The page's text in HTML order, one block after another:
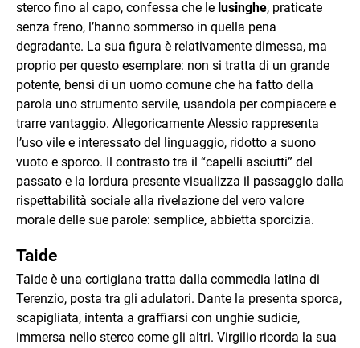
sterco fino al capo, confessa che le lusinghe, praticate
senza freno, l’hanno sommerso in quella pena
degradante. La sua figura è relativamente dimessa, ma
proprio per questo esemplare: non si tratta di un grande
potente, bensì di un uomo comune che ha fatto della
parola uno strumento servile, usandola per compiacere e
trarre vantaggio. Allegoricamente Alessio rappresenta
l’uso vile e interessato del linguaggio, ridotto a suono
vuoto e sporco. Il contrasto tra il “capelli asciutti” del
passato e la lordura presente visualizza il passaggio dalla
rispettabilità sociale alla rivelazione del vero valore
morale delle sue parole: semplice, abbietta sporcizia.
Taide
Taide è una cortigiana tratta dalla commedia latina di
Terenzio, posta tra gli adulatori. Dante la presenta sporca,
scapigliata, intenta a graffiarsi con unghie sudicie,
immersa nello sterco come gli altri. Virgilio ricorda la sua